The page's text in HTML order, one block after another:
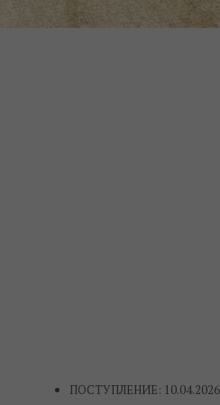
ПОСТУПЛЕНИЕ: 10.04.2026